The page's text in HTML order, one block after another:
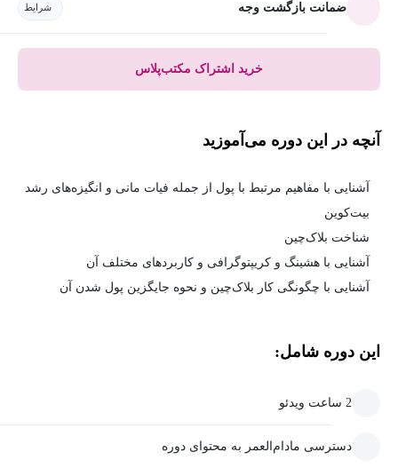
ضمانت بازگشت وجه شرایط
خرید اشتراک مکتب‌پلاس
آنچه در این دوره می‌آموزید
آشنایی با مفاهیم مرتبط با پول از جمله فیات مانی و انگیزه‌های رشد
بیت‌کوین
شناخت بلاک‌چین
آشنایی با هشینگ و کریپتوگرافی و کاربردهای مختلف آن
آشنایی با چگونگی کار بلاک‌چین و نحوه‌ جایگزین پول شدن آن
این دوره شامل:
2 ساعت ویدئو
دسترسی مادام‌العمر به محتوای دوره